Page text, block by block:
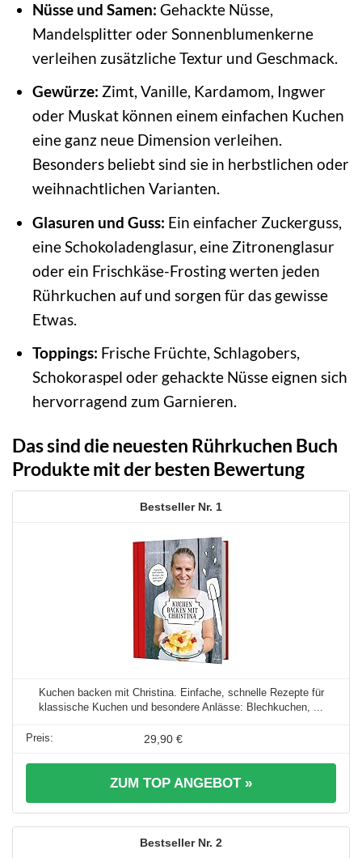
Nüsse und Samen: Gehackte Nüsse,
Mandelsplitter oder Sonnenblumenkerne
verleihen zusätzliche Textur und Geschmack.
Gewürze: Zimt, Vanille, Kardamom, Ingwer
oder Muskat können einem einfachen Kuchen
eine ganz neue Dimension verleihen.
Besonders beliebt sind sie in herbstlichen oder
weihnachtlichen Varianten.
Glasuren und Guss: Ein einfacher Zuckerguss,
eine Schokoladenglasur, eine Zitronenglasur
oder ein Frischkäse-Frosting werten jeden
Rührkuchen auf und sorgen für das gewisse
Etwas.
Toppings: Frische Früchte, Schlagobers,
Schokoraspel oder gehackte Nüsse eignen sich
hervorragend zum Garnieren.
Das sind die neuesten Rührkuchen Buch
Produkte mit der besten Bewertung
1
Kuchen backen mit Christina. Einfache, schnelle Rezepte für
klassische Kuchen und besondere Anlässe: Blechkuchen, ...
29,90 €
ZUM TOP ANGEBOT »
2